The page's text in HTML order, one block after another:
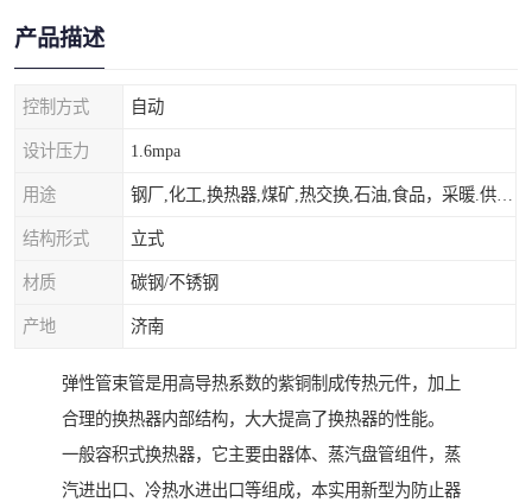
产品描述
控制方式 自动
设计压力 1.6mpa
用途
结构形式 立式
材质 碳钢/不锈钢
产地 济南
弹性管束管是用高导热系数的紫铜制成传热元件，加上
合理的换热器内部结构，大大提高了换热器的性能。
一般容积式换热器，它主要由器体、蒸汽盘管组件，蒸
汽进出口、冷热水进出口等组成，本实用新型为防止器